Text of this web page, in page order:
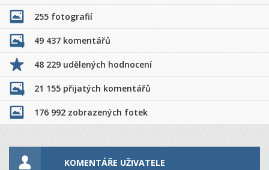
255 fotografií
49 437 komentářů
48 229 udělených hodnocení
21 155 přijatých komentářů
176 992 zobrazených fotek
KOMENTÁŘE UŽIVATELE